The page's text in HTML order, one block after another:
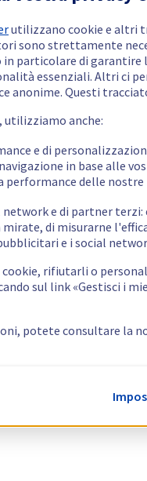
utilizzano cookie e altri
sono strettamente
particolare di garantire
essenziali. Altri ci
anonime. Questi
utilizziamo anche:
e di
in base alle
performance delle nostre
e di partner
di misurarne
e i social
rifiutarli o
sul link «Gestisci i
potete consultare la